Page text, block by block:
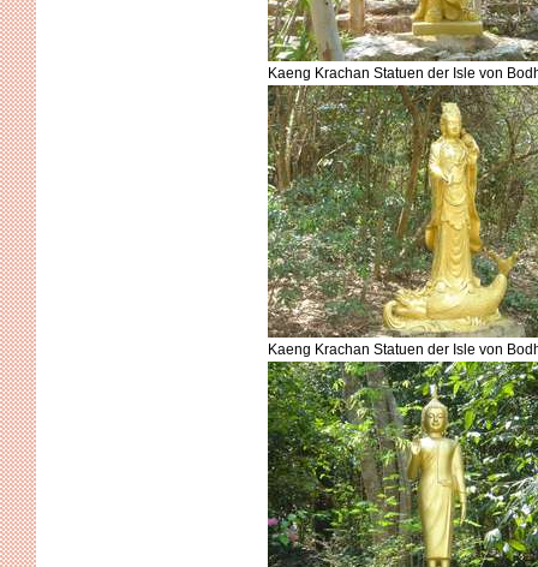
Kaeng Krachan Statuen der Isle von
Kaeng Krachan Statuen der Isle von